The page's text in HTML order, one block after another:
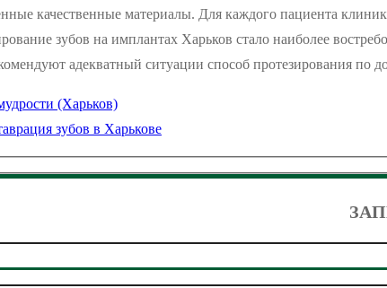
качественные материалы. Для каждого пациента
зубов на имплантах Харьков стало наиболее
адекватный ситуации способ протезирования по
(Харьков)
зубов в Харькове